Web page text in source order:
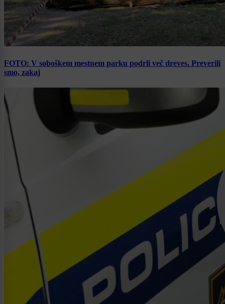
FOTO: V soboškem mestnem parku podrli več dreves. Preverili
smo, zakaj